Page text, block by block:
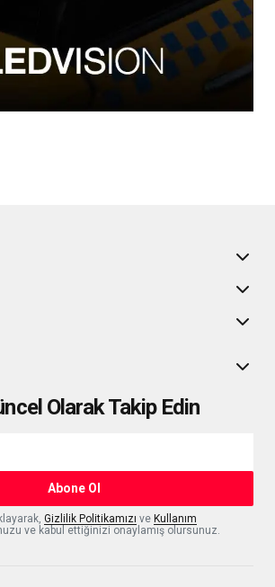
Olarak Takip Edin
Abone Ol
Gizlilik Politikamızı ve Kullanım
ve kabul ettiğinizi onaylamış olursunuz.